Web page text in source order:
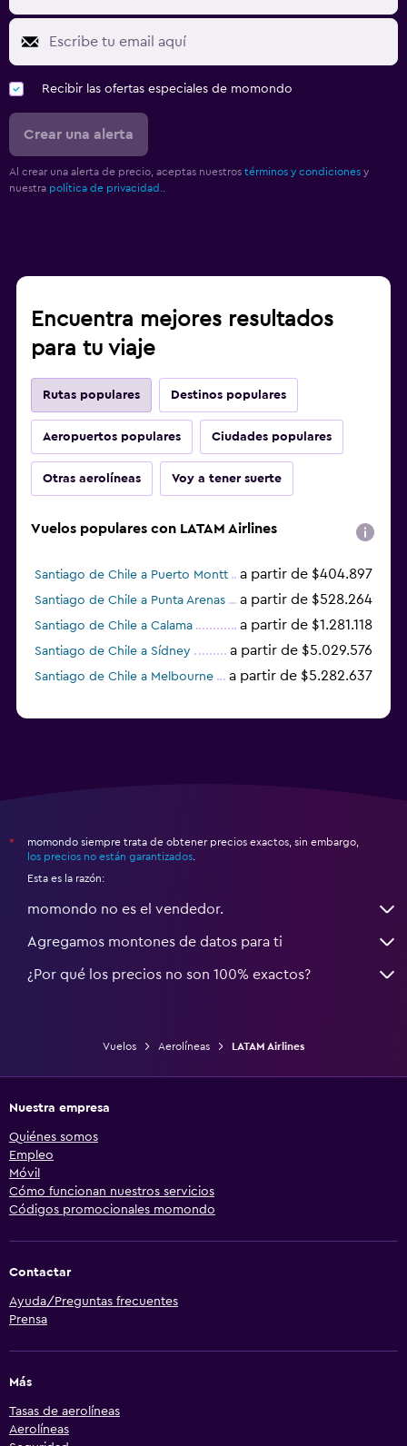
Recibir las ofertas especiales de momondo
Crear una alerta
Al crear una alerta de precio, aceptas nuestros términos y condiciones y
nuestra política de privacidad.
Encuentra mejores resultados
para tu viaje
Rutas populares Destinos populares
Aeropuertos populares Ciudades populares
Otras aerolíneas Voy a tener suerte
Vuelos populares con LATAM Airlines
Santiago de Chile a Puerto Montt a partir de $404.897
Santiago de Chile a Punta Arenas a partir de $528.264
Santiago de Chile a Calama a partir de $1.281.118
Santiago de Chile a Sídney a partir de $5.029.576
Santiago de Chile a Melbourne a partir de $5.282.637
*
momondo siempre trata de obtener precios exactos, sin embargo,
los precios no están garantizados
Esta es la razón:
momondo no es el vendedor.
Agregamos montones de datos para ti
¿Por qué los precios no son 100% exactos?
Vuelos Aerolíneas LATAM Airlines
Nuestra empresa
Quiénes somos
Empleo
Móvil
Cómo funcionan nuestros servicios
Códigos promocionales momondo
Contactar
Ayuda/Preguntas frecuentes
Prensa
Más
Tasas de aerolíneas
Aerolíneas